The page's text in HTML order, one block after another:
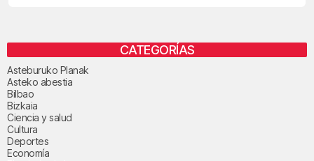
CATEGORÍAS
Asteburuko Planak
Asteko abestia
Bilbao
Bizkaia
Ciencia y salud
Cultura
Deportes
Economía